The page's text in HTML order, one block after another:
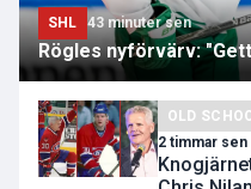
SHL 43 minuter sen
Rögles nyförvärv:
OLD
2 timmar sen